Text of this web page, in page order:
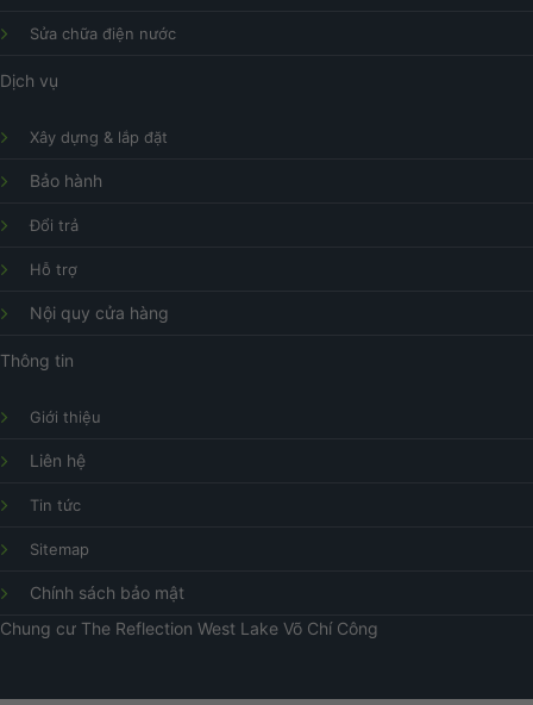
Sửa chữa điện nước
Dịch vụ
Xây dựng & lắp đặt
Bảo hành
Đổi trả
Hỗ trợ
Nội quy cửa hàng
Thông tin
Giới thiệu
Liên hệ
Tin tức
Sitemap
Chính sách bảo mật
Chung cư The Reflection West Lake Võ Chí Công